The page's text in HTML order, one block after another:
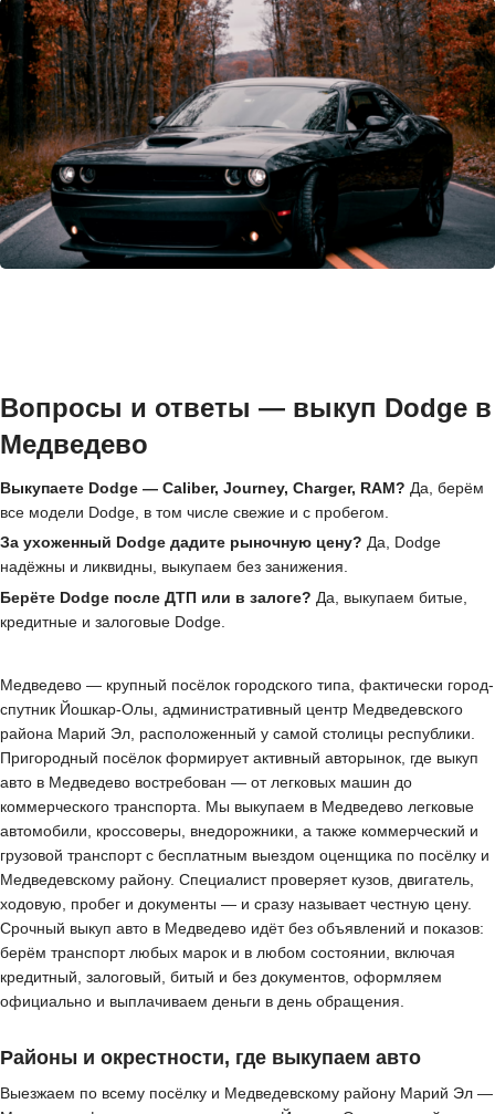
Вопросы и ответы — выкуп Dodge в
Медведево
Выкупаете Dodge — Caliber, Journey, Charger, RAM? Да, берём
все модели Dodge, в том числе свежие и с пробегом.
За ухоженный Dodge дадите рыночную цену? Да, Dodge
надёжны и ликвидны, выкупаем без занижения.
Берёте Dodge после ДТП или в залоге? Да, выкупаем битые,
кредитные и залоговые Dodge.
Медведево — крупный посёлок городского типа, фактически город-
спутник Йошкар-Олы, административный центр Медведевского
района Марий Эл, расположенный у самой столицы республики.
Пригородный посёлок формирует активный авторынок, где выкуп
авто в Медведево востребован — от легковых машин до
коммерческого транспорта. Мы выкупаем в Медведево легковые
автомобили, кроссоверы, внедорожники, а также коммерческий и
грузовой транспорт с бесплатным выездом оценщика по посёлку и
Медведевскому району. Специалист проверяет кузов, двигатель,
ходовую, пробег и документы — и сразу называет честную цену.
Срочный выкуп авто в Медведево идёт без объявлений и показов:
берём транспорт любых марок и в любом состоянии, включая
кредитный, залоговый, битый и без документов, оформляем
официально и выплачиваем деньги в день обращения.
Районы и окрестности, где выкупаем авто
Выезжаем по всему посёлку и Медведевскому району Марий Эл —